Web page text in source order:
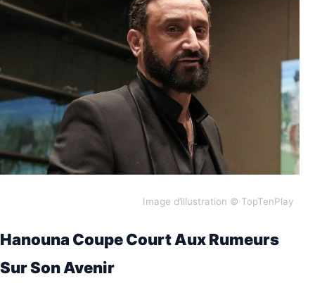
Image d’illustration © TopTenPlay
Hanouna Coupe Court Aux Rumeurs
Sur Son Avenir